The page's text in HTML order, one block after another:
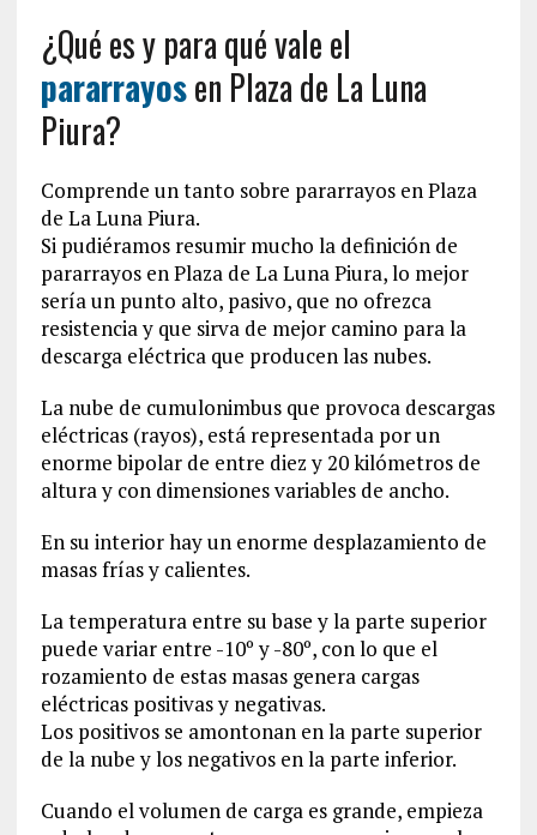
¿Qué es y para qué vale el
pararrayosen Plaza de La Luna
Piura?
Comprende un tanto sobre pararrayos en Plaza
de La Luna Piura.
Si pudiéramos resumir mucho la definición de
pararrayos en Plaza de La Luna Piura, lo mejor
sería un punto alto, pasivo, que no ofrezca
resistencia y que sirva de mejor camino para la
descarga eléctrica que producen las nubes.
La nube de cumulonimbus que provoca descargas
eléctricas (rayos), está representada por un
enorme bipolar de entre diez y 20 kilómetros de
altura y con dimensiones variables de ancho.
En su interior hay un enorme desplazamiento de
masas frías y calientes.
La temperatura entre su base y la parte superior
puede variar entre -10º y -80º, con lo que el
rozamiento de estas masas genera cargas
eléctricas positivas y negativas.
Los positivos se amontonan en la parte superior
de la nube y los negativos en la parte inferior.
Cuando el volumen de carga es grande, empieza